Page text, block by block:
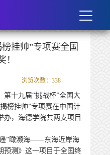
挂帅”专项赛全国
！
浏览次数： 338
第十九届“挑战杯”全国大
榜挂帅”专项赛在中国计
办，海德学院共两支项目
遥”瞰濒海——东海近岸海
预测》这一项目于全国终